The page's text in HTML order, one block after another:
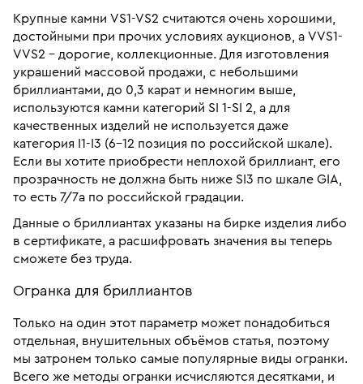
Крупные камни VS1-VS2 считаются очень хорошими,
достойными при прочих условиях аукционов, а VVS1-
VVS2 – дорогие, коллекционные. Для изготовления
украшений массовой продажи, с небольшими
бриллиантами, до 0,3 карат и немногим выше,
используются камни категорий SI 1-SI 2, а для
качественных изделий не используется даже
категория I1-I3 (6-12 позиция по российской шкале).
Если вы хотите приобрести неплохой бриллиант, его
прозрачность не должна быть ниже SI3 по шкале GIA,
то есть 7/7а по российской градации.
Данные о бриллиантах указаны на бирке изделия либо
в сертификате, а расшифровать значения вы теперь
сможете без труда.
Огранка для бриллиантов
Только на один этот параметр может понадобиться
отдельная, внушительных объёмов статья, поэтому
мы затронем только самые популярные виды огранки.
Всего же методы огранки исчисляются десятками, и